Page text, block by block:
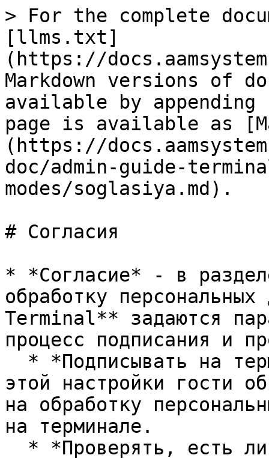
> For the complete
[llms.txt]
(https://
Markdown versions of
available by
page is available as
(https://
doc/admin-guide-
modes/soglasiya.md).
# Согласия
* *Согласие* - в
обработку
Terminal** задаются
процесс подписания и
этой настройки гости
на обработку
на терминале.